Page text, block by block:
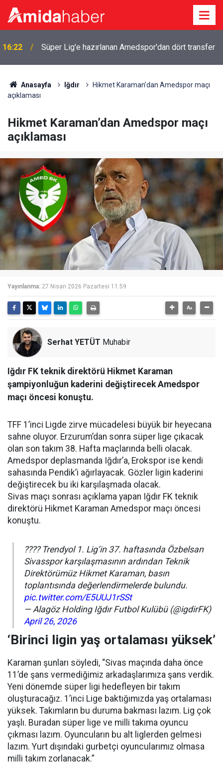
16:22 Süper Lig'e hazırlanan Amedspor'dan dört transfer
15:25
Amedspor’un 2’inci ve 3’üncü hafta maç programı
belli oldu
Anasayfa Iğdır
Hikmet Karaman’dan Amedspor maçı
açıklaması
Hikmet Karaman’dan Amedspor maçı
açıklaması
Yayınlanma: 27 Nisan 2026 Pazartesi 11:59
Serhat YETÜT Muhabir
Iğdır FK teknik direktörü Hikmet Karaman
şampiyonluğun kaderini değiştirecek Amedspor
maçı öncesi konuştu.
TFF 1’inci Ligde zirve mücadelesi büyük bir heyecana
sahne oluyor. Erzurum’dan sonra süper lige çıkacak
olan son takım 38. Hafta maçlarında belli olacak.
Amedspor deplasmanda Iğdır’a, Erokspor ise kendi
sahasında Pendik’i ağırlayacak. Gözler ligin kaderini
değiştirecek bu iki karşılaşmada olacak.
Sivas maçı sonrası açıklama yapan Iğdır FK teknik
direktörü Hikmet Karaman Amedspor maçı öncesi
konuştu.
???? Trendyol 1. Lig’in 37. haftasında Özbelsan
Sivasspor karşılaşmasının ardından Teknik
Direktörümüz Hikmet Karaman, basın
toplantısında değerlendirmelerde bulundu.
pic.twitter.com/E5UUJ1rSSt
— Alagöz Holding Iğdır Futbol Kulübü (@igdirFK)
April 26, 2026
‘Birinci ligin yaş ortalaması yüksek’
Karaman şunları söyledi, “Sivas maçında daha önce
11’de şans vermediğimiz arkadaşlarımıza şans verdik.
Yeni dönemde süper ligi hedefleyen bir takım
oluşturacağız. 1’inci Lige baktığımızda yaş ortalaması
yüksek. Takımların bu duruma bakması lazım. Lig çok
yaşlı. Buradan süper lige ve milli takıma oyuncu
çıkması lazım. Oyuncuların bu alt liglerden gelmesi
lazım. Yurt dışındaki gurbetçi oyuncularımız olmasa
milli takım zorlanacak.”